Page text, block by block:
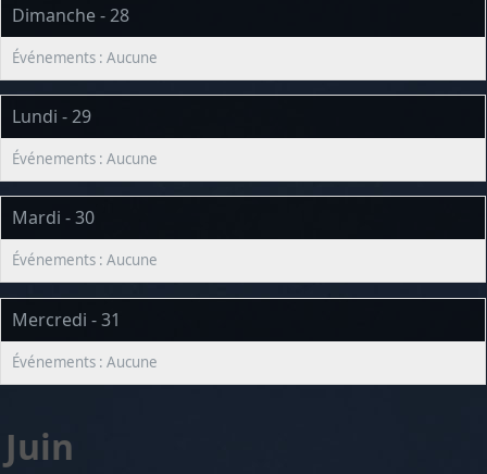
Dimanche - 28
Lundi - 29
Mardi - 30
Mercredi - 31
Juin